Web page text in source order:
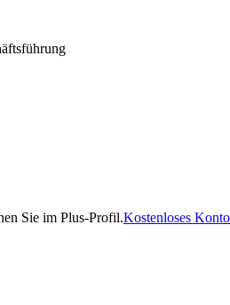
Sie im Plus-Profil.Kostenloses